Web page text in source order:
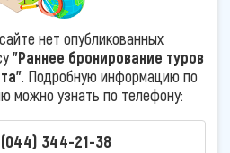
нет опубликованных
"Раннее бронирование туров
. Подробную информацию по
можно узнать по телефону:
344-21-38